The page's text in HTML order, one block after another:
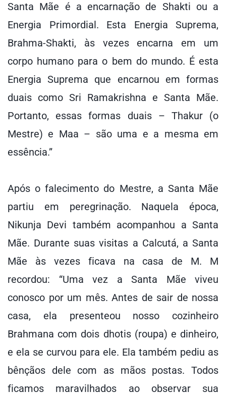
Santa Mãe é a encarnação de Shakti ou a
Energia Primordial. Esta Energia Suprema,
Brahma-Shakti, às vezes encarna em um
corpo humano para o bem do mundo. É esta
Energia Suprema que encarnou em formas
duais como Sri Ramakrishna e Santa Mãe.
Portanto, essas formas duais – Thakur (o
Mestre) e Maa – são uma e a mesma em
essência.”
Após o falecimento do Mestre, a Santa Mãe
partiu em peregrinação. Naquela época,
Nikunja Devi também acompanhou a Santa
Mãe. Durante suas visitas a Calcutá, a Santa
Mãe às vezes ficava na casa de M. M
recordou: “Uma vez a Santa Mãe viveu
conosco por um mês. Antes de sair de nossa
casa, ela presenteou nosso cozinheiro
Brahmana com dois dhotis (roupa) e dinheiro,
e ela se curvou para ele. Ela também pediu as
bênçãos dele com as mãos postas. Todos
ficamos maravilhados ao observar sua